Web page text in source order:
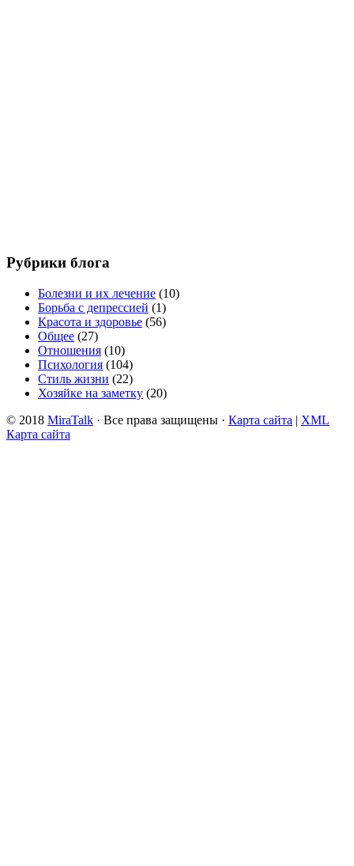
Рубрики блога
Болезни и их лечение (10)
Борьба с депрессией (1)
Красота и здоровье (56)
Общее (27)
Отношения (10)
Психология (104)
Стиль жизни (22)
Хозяйке на заметку (20)
© 2018 MiraTalk · Все права защищены · Карта сайта | XML
Карта сайта